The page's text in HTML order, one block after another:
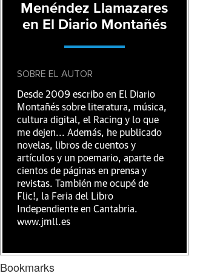
Menéndez Llamazares
en El Diario Montañés
SOBRE EL AUTOR
Desde 2009 escribo en El Diario
Montañés sobre literatura, música,
cultura digital, el Racing y lo que
me dejen... Además, he publicado
novelas, libros de cuentos y
artículos y un poemario, aparte de
cientos de páginas en prensa y
revistas. También me ocupé de
Flic!, la Feria del Libro
Independiente en Cantabria.
www.jmll.es
Bookmarks